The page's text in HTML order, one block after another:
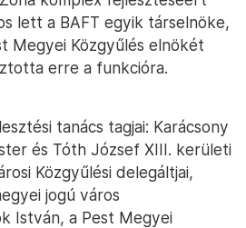
lett a BAFT egyik társelnöke,
Megyei Közgyűlés elnökét
erre a funkcióra.
tanács tagjai: Karácsony
és Tóth József XIII. kerületi
Közgyűlési delegáltjai,
jogú város
István, a Pest Megyei